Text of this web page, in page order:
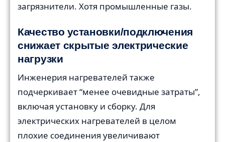
загрязнители. Хотя промышленные газы.
Качество установки/подключения
снижает скрытые электрические
нагрузки
Инженерия нагревателей также
подчеркивает “менее очевидные затраты”,
включая установку и сборку. Для
электрических нагревателей в целом
плохие соединения увеличивают